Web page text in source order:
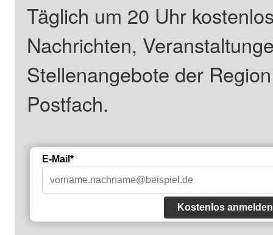
Täglich um 20 Uhr
Nachrichten,
Stellenangebote der
Postfach.
E-Mail*
Kostenlos anmelden